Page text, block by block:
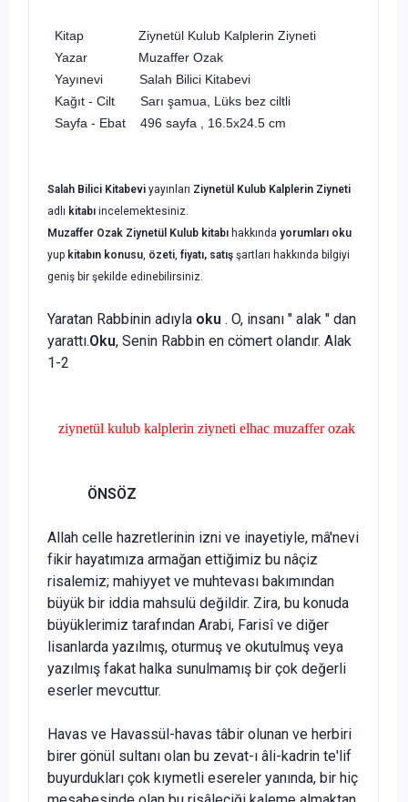
Kitap Ziynetül Kulub Kalplerin Ziyneti
Yazar Muzaffer Ozak
Yayınevi Salah Bilici Kitabevi
Kağıt - Cilt Sarı şamua, Lüks bez ciltli
Sayfa - Ebat 496 sayfa , 16.5x24.5 cm
Salah Bilici Kitabevi yayınları Ziynetül Kulub Kalplerin Ziyneti
adlı kitabı incelemektesiniz.
Muzaffer Ozak Ziynetül Kulub kitabı hakkında yorumları oku
yup kitabın konusu, özeti, fiyatı, satış şartları hakkında bilgiyi
geniş bir şekilde edinebilirsiniz.
Yaratan Rabbinin adıyla oku . O, insanı " alak " dan
yarattı.Oku, Senin Rabbin en cömert olandır. Alak
1-2
ziynetül kulub kalplerin ziyneti elhac muzaffer ozak
ÖNSÖZ
Allah celle hazretlerinin izni ve inayetiyle, mâ'nevi
fikir hayatımıza armağan ettiğimiz bu nâçiz
risalemiz; mahiyyet ve muhtevası bakımın­dan
büyük bir iddia mahsulü değildir. Zira, bu konuda
büyüklerimiz tarafından Arabi, Farisî ve diğer
lisanlarda yazılmış, oturmuş ve oku­tulmuş veya
yazılmış fakat halka sunulmamış bir çok değerli
eserler mevcuttur.
Havas ve Havassül-havas tâbir olunan ve herbiri
birer gö­nül sultanı olan bu zevat-ı âli-kadrin te'lif
buyurdukları çok kıymetli esereler yanında, bir hiç